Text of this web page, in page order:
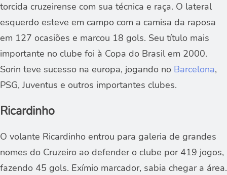
torcida cruzeirense com sua técnica e raça. O lateral
esquerdo esteve em campo com a camisa da raposa
em 127 ocasiões e marcou 18 gols. Seu título mais
importante no clube foi à Copa do Brasil em 2000.
Sorin teve sucesso na europa, jogando no Barcelona,
PSG, Juventus e outros importantes clubes.
Ricardinho
O volante Ricardinho entrou para galeria de grandes
nomes do Cruzeiro ao defender o clube por 419 jogos,
fazendo 45 gols. Exímio marcador, sabia chegar a área.